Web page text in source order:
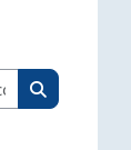
Cerca corsi
Cerca corsi